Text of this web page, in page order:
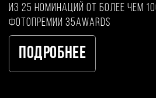
из 25 номинаций от более чем
фотопремии 35AWARDS
Подробнее